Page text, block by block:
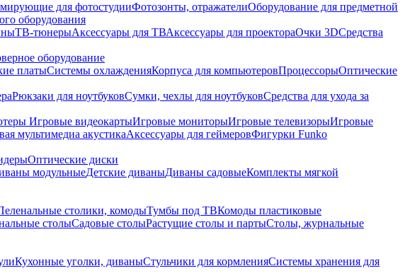
для фотостудииФотозонты, отражателиОборудование для предметной
оборудования
ТВ-тюнерыАксессуары для ТВАксессуары для проектораОчки 3DСредства
оборудование
платыСистемы охлажденияКорпуса для компьютеровПроцессорыОптические
Рюкзаки для ноутбуковСумки, чехлы для ноутбуковСредства для ухода за
Игровые видеокартыИгровые мониторыИгровые телевизорыИгровые
мультимедиа акустикаАксессуары для геймеровФигурки Funko
Оптические диски
модульныеДетские диваныДиваны садовыеКомплекты мягкой
столики, комодыТумбы под ТВКомоды пластиковые
столыСадовые столыРастущие столы и партыСтолы, журнальные
Кухонные уголки, диваныСтульчики для кормленияСистемы хранения для